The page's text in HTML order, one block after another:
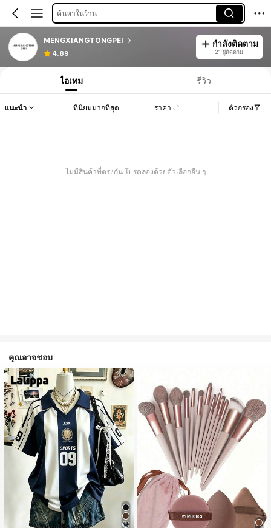
ค้นหาในร้าน
MENGXIANGTONGPEI
4.89
กำลังติดตาม
21 ผู้ติดตาม
ไอเทม รีวิว
แนะนำ ที่นิยมมากที่สุด ราคา ตัวกรอง
ไม่มีสินค้าที่ตรงกัน โปรดลองด้วยตัวเลือกอื่น ๆ
คุณอาจชอบ